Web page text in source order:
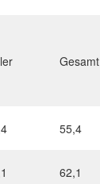
Gesamt
55,4
62,1